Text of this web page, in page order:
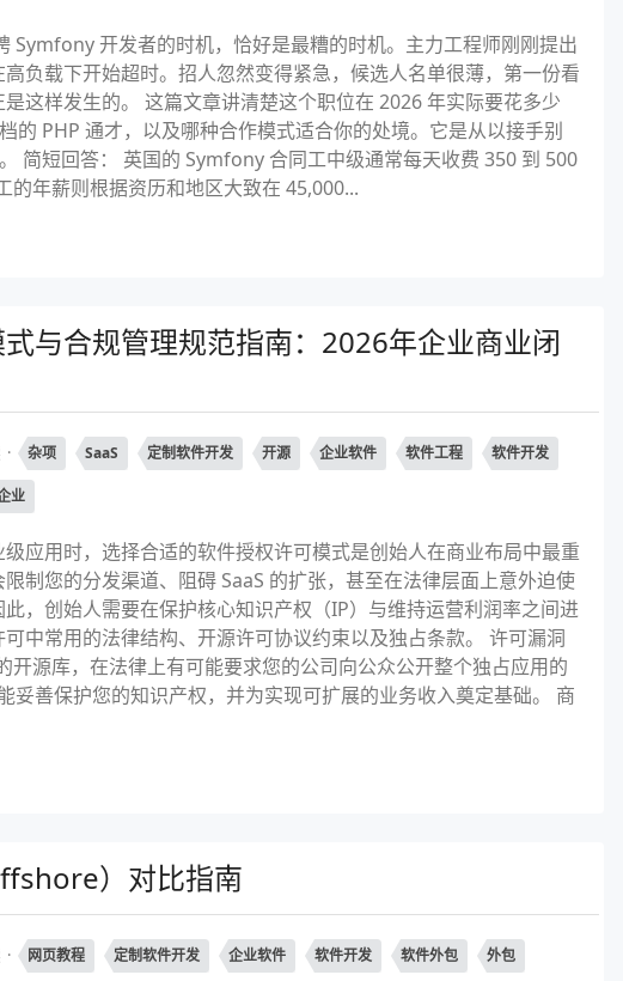
Symfony 开发者的时机，恰好是最糟的时机。主力工程师刚刚提出
负载下开始超时。招人忽然变得紧急，候选人名单很薄，第一份看
这样发生的。 这篇文章讲清楚这个职位在 2026 年实际要花多少
的 PHP 通才，以及哪种合作模式适合你的处境。它是从以接手别
简短回答： 英国的 Symfony 合同工中级通常每天收费 350 到 500
年薪则根据资历和地区大致在 45,000...
与合规管理规范指南：2026年企业商业闭
杂项 SaaS 定制软件开发 开源 企业软件 软件工程 软件开发
业
应用时，选择合适的软件授权许可模式是创始人在商业布局中最重
制您的分发渠道、阻碍 SaaS 的扩张，甚至在法律层面上意外迫使
，创始人需要在保护核心知识产权（IP）与维持运营利润率之间进
中常用的法律结构、开源许可协议约束以及独占条款。 许可漏洞
开源库，在法律上有可能要求您的公司向公众公开整个独占应用的
妥善保护您的知识产权，并为实现可扩展的业务收入奠定基础。 商
）对比指南
网页教程 定制软件开发 企业软件 软件开发 软件外包 外包